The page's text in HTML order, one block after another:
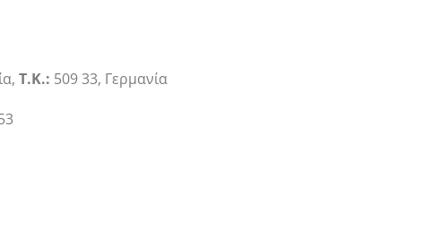
Τ.Κ.: 509 33, Γερμανία